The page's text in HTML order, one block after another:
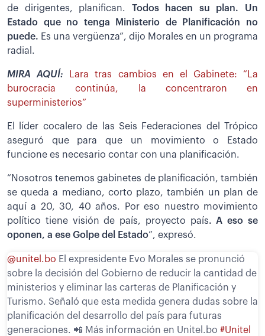
de dirigentes, planifican. Todos hacen su plan. Un
Estado que no tenga Ministerio de Planificación no
puede. Es una vergüenza”, dijo Morales en un programa
radial.
MIRA AQUÍ:
Lara tras cambios en el Gabinete: “La
burocracia continúa, la concentraron en
superministerios”
El líder cocalero de las Seis Federaciones del Trópico
aseguró que para que un movimiento o Estado
funcione es necesario contar con una planificación.
“Nosotros tenemos gabinetes de planificación, también
se queda a mediano, corto plazo, también un plan de
aquí a 20, 30, 40 años. Por eso nuestro movimiento
político tiene visión de país, proyecto país. A eso se
oponen, a ese Golpe del Estado”, expresó.
@unitel.bo El expresidente Evo Morales se pronunció
sobre la decisión del Gobierno de reducir la cantidad de
ministerios y eliminar las carteras de Planificación y
Turismo. Señaló que esta medida genera dudas sobre la
planificación del desarrollo del país para futuras
generaciones. 📲 Más información en Unitel.bo #Unitel